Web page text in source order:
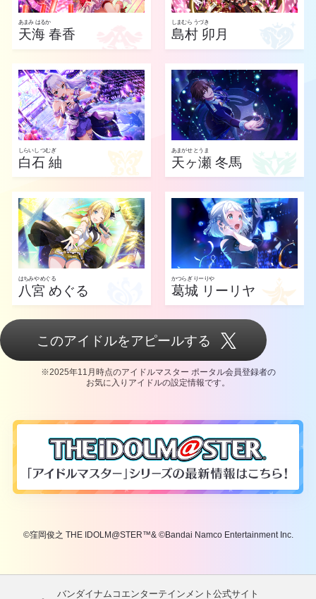
あまみ はるか
天海 春香
しまむら うづき
島村 卯月
しらいし つむぎ
白石 紬
あまがせ とうま
天ヶ瀬 冬馬
はちみや めぐる
八宮 めぐる
かつらぎ りーりや
葛城 リーリヤ
このアイドルをアピールする
※2025年11月時点のアイドルマスター ポータル会員登録者の
お気に入りアイドルの設定情報です。
©窪岡俊之 THE IDOLM@STER™& ©Bandai Namco Entertainment Inc.
バンダイナムコエンターテインメント公式サイト